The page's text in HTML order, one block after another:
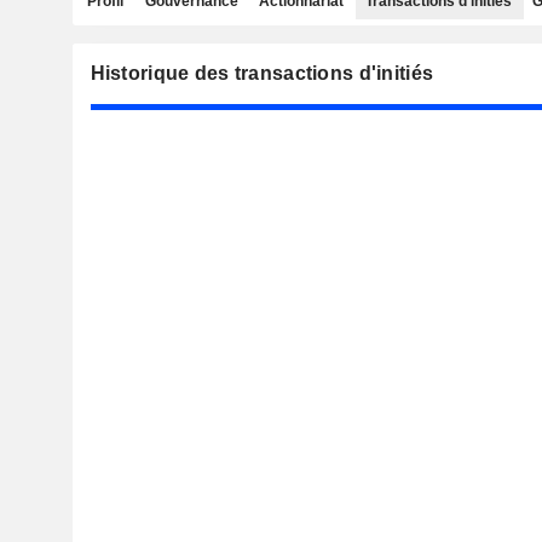
Historique des transactions d'initiés